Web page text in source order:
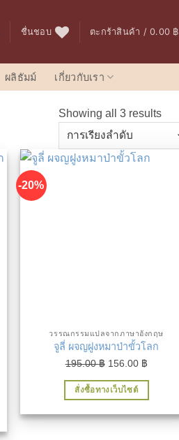
ชื่นชอบ ตะกร้าสินค้า /0.00 ฿
ผลิธัมม์ เกี่ยวกับเรา
Showing all 3 results
-20%
วรรณกรรมแปลจากภาษาอังกฤษ
จูลี่ ผจญฝูงหมาป่าขั้วโลก
195.00฿ Original
price
was:
156.00 ฿Current
price
สั่งซื้อทางเว็บไซต์